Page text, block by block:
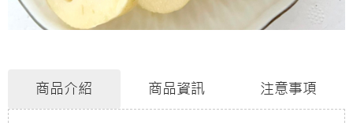
商品介紹 商品資訊 注意事項